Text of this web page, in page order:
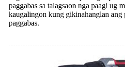
paggabas sa talagsaon nga paagi ug
kaugalingon kung gikinahanglan ang
paggabas.